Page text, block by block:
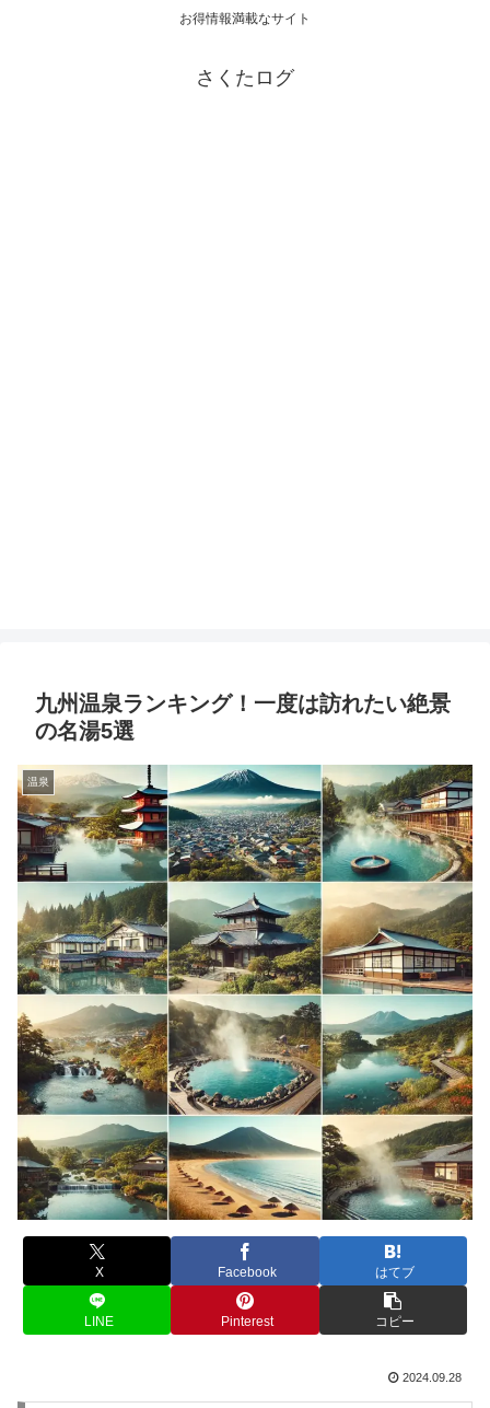
お得情報満載なサイト
さくたログ
九州温泉ランキング！一度は訪れたい絶景
の名湯5選
温泉
X Facebook はてブ
LINE Pinterest コピー
2024.09.28